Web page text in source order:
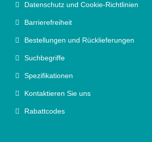
Datenschutz und Cookie-Richtlinien
Barrierefreiheit
Bestellungen und Rücklieferungen
Suchbegriffe
Spezifikationen
Kontaktieren Sie uns
Rabattcodes